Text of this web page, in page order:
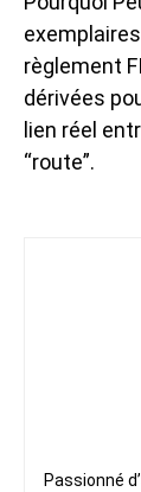
règlement
dérivées
lien réel
“route”.
Passionné